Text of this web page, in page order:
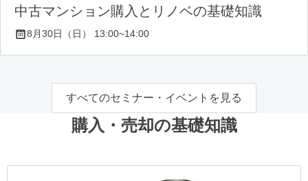
中古マンション購入とリノベの基礎知識
8月30日（日） 13:00~14:00
すべてのセミナー・イベントを見る
購入・売却の基礎知識